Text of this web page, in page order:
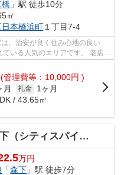
橋 」駅 徒歩10分
㎡
日本橋浜町 １丁目7-4
いる人気のエリアです。 老店舗
(管理費等：10,000円 )
月 礼金
1ヶ月
/ 43.65㎡
ティスパイア森下）
万円
「森下 」駅 徒歩7分